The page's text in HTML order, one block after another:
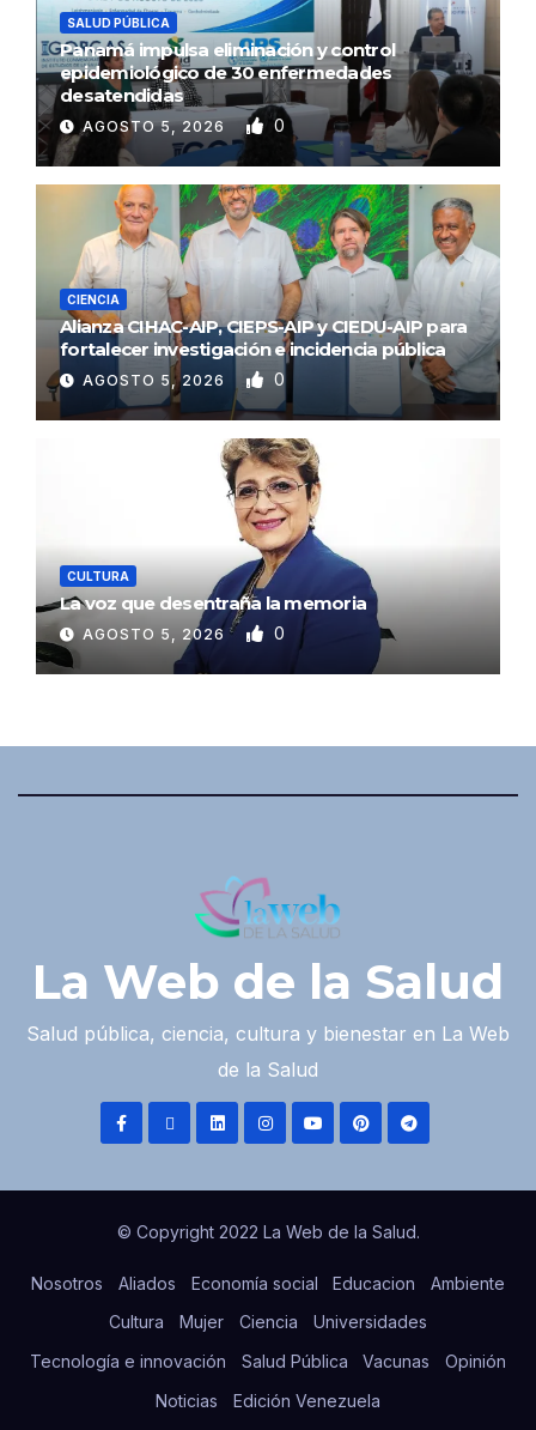
SALUD PÚBLICA
Panamá impulsa eliminación y control
epidemiológico de 30 enfermedades
desatendidas
AGOSTO 5, 2026 0
CIENCIA
Alianza CIHAC-AIP, CIEPS-AIP y CIEDU-AIP para
fortalecer investigación e incidencia pública
AGOSTO 5, 2026 0
CULTURA
La voz que desentraña la memoria
AGOSTO 5, 2026 0
La Web de la Salud
Salud pública, ciencia, cultura y bienestar en La Web
de la Salud
© Copyright 2022 La Web de la Salud.
Nosotros Aliados Economía social Educacion
Ambiente
Cultura
Mujer Ciencia
Universidades
Tecnología e innovación
Salud Pública Vacunas
Opinión
Noticias
Edición Venezuela